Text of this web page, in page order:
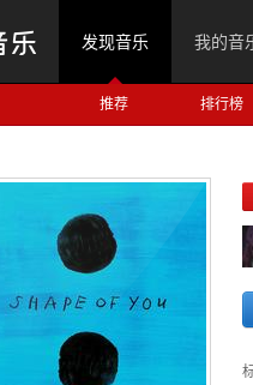
发现音乐 我的音
推荐 排行榜